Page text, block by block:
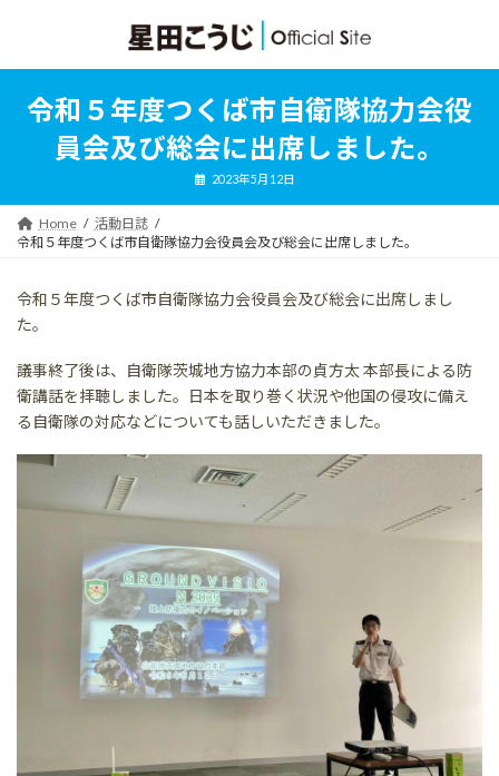
ン
ー
令和５年度つくば市自衛隊協力会役
員会及び総会に出席しました。
2023年5月12日
Home
活動日誌
令和５年度つくば市自衛隊協力会役員会及び総会に出席しました。
令和５年度つくば市自衛隊協力会役員会及び総会に出席しまし
た。
議事終了後は、自衛隊茨城地方協力本部の貞方太 本部長による防
衛講話を拝聴しました。日本を取り巻く状況や他国の侵攻に備え
る自衛隊の対応などについても話しいただきました。